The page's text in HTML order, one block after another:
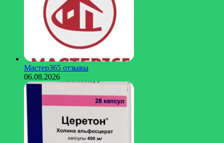
Мастер365 отзывы
06.08.2026